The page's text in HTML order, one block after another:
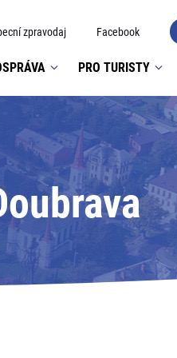
zpravodaj Facebook
PRO TURISTY